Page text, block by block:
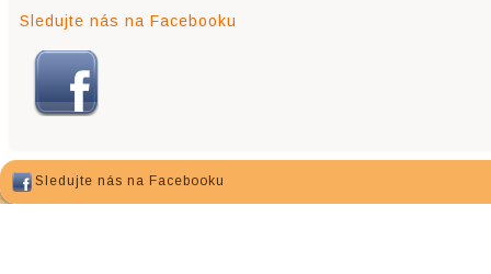
Sledujte nás na Facebooku
Sledujte nás na Facebooku